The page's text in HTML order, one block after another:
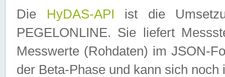
Die HyDAS-API ist die
PEGELONLINE. Sie liefert
Messwerte (Rohdaten) im JSON-
der Beta-Phase und kann sich noch